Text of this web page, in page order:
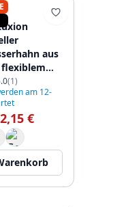
aus
2
62
(1)
am 12-
€